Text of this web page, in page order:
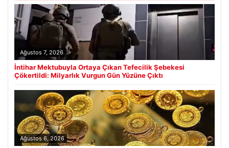
Ağustos 7, 2026
İntihar Mektubuyla Ortaya Çıkan Tefecilik Şebekesi
Çökertildi: Milyarlık Vurgun Gün Yüzüne Çıktı
Ağustos 6, 2026